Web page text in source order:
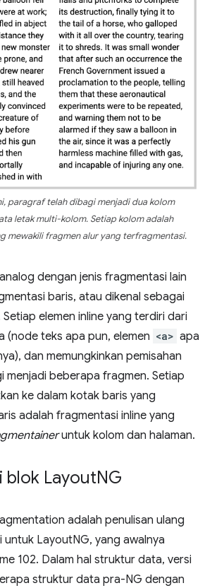
paragraf telah dibagi menjadi dua kolom
letak multi-kolom. Setiap kolom adalah
mewakili fragmen alur yang terfragmentasi.
dengan jenis fragmentasi lain
baris, atau dikenal sebagai
Setiap elemen inline yang terdiri dari
(node teks apa pun, elemen <a> apa
dan memungkinkan pemisahan
menjadi beberapa fragmen. Setiap
ke dalam kotak baris yang
adalah fragmentasi inline yang
untuk kolom dan halaman.
blok LayoutNG
adalah penulisan ulang
untuk LayoutNG, yang awalnya
102. Dalam hal struktur data, versi
struktur data pra-NG dengan